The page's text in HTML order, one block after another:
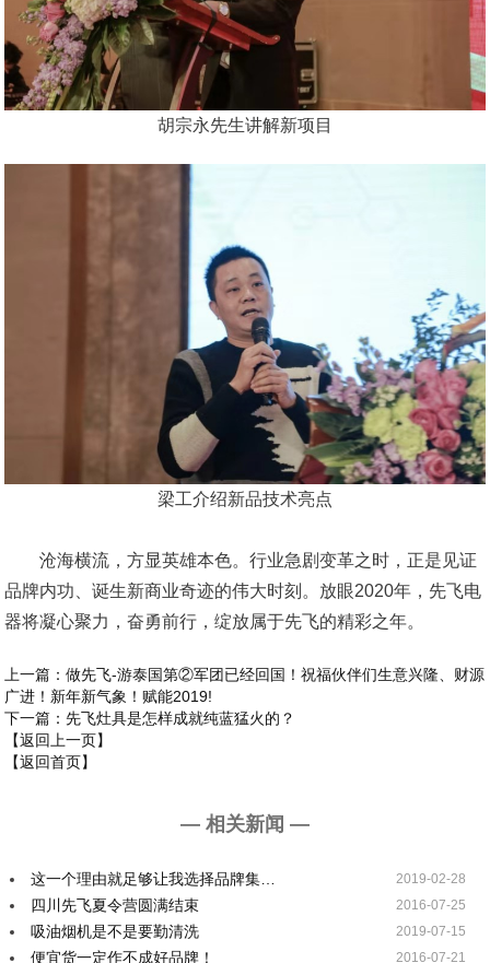
胡宗永先生讲解新项目
梁工介绍新品技术亮点
沧海横流，方显英雄本色。行业急剧变革之时，正是见证
品牌内功、诞生新商业奇迹的伟大时刻。放眼2020年，先飞电
器将凝心聚力，奋勇前行，绽放属于先飞的精彩之年。
上一篇 ：做先飞-游泰国第②军团已经回国！祝福伙伴们生意兴隆、财源
广进！新年新气象！赋能2019!
下一篇 ：先飞灶具是怎样成就纯蓝猛火的？
【返回上一页】
【返回首页】
— 相关新闻 —
这一个理由就足够让我选择品牌集… 2019-02-28
四川先飞夏令营圆满结束 2016-07-25
吸油烟机是不是要勤清洗 2019-07-15
便宜货一定作不成好品牌！ 2016-07-21